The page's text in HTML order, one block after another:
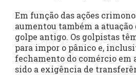
Em função das ações
aumentou também a
golpe antigo. Os golpistas
para impor o pânico e,
fechamento do comércio em
sido a exigência de